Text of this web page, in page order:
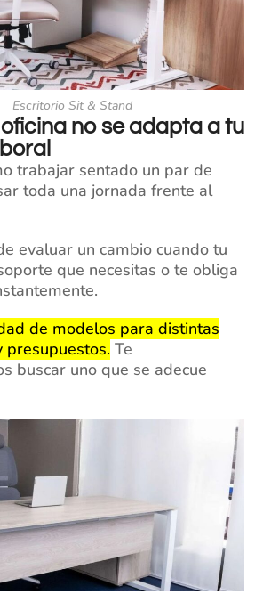
Escritorio Sit & Stand
oficina no se adapta a tu
trabajar sentado un par de
toda una jornada frente al
evaluar un cambio cuando tu
que necesitas o te obliga
de modelos para distintas
presupuestos. Te
buscar uno que se adecue